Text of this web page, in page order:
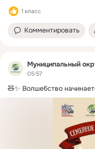
1 класс
Комментировать
Муниципальный
05:57
🧸✨ Волшебство